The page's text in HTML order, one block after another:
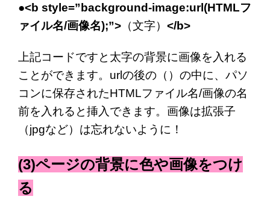
●<b style=”background-image:url(HTMLフ
ァイル名/画像名);”> （文字） </b>
上記コードですと太字の背景に画像を入れる
ことができます。urlの後の（）の中に、パソ
コンに保存されたHTMLファイル名/画像の名
前を入れると挿入できます。画像は拡張子
（jpgなど） は忘れないように！
(3)ページの背景に色や画像をつけ
る